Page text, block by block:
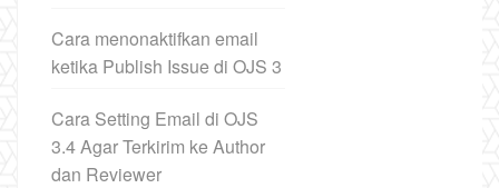
Cara menonaktifkan email
ketika Publish Issue di OJS 3
Cara Setting Email di OJS
3.4 Agar Terkirim ke Author
dan Reviewer